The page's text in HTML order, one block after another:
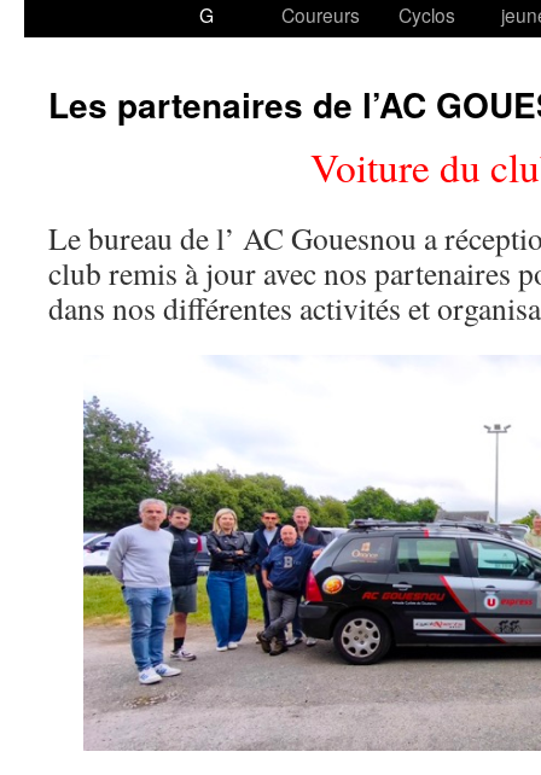
G
Coureurs
Cyclos
Les partenaires de l’AC
Voiture du
Le bureau de l’ AC Gouesnou a
club remis à jour avec nos partenaires
dans nos différentes activités et